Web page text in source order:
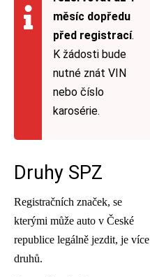
měsíc dopředu
před registrací.
K žádosti bude
nutné znát VIN
nebo číslo
karosérie.
Druhy SPZ
Registračních značek, se
kterými může auto v České
republice legálně jezdit, je více
druhů.